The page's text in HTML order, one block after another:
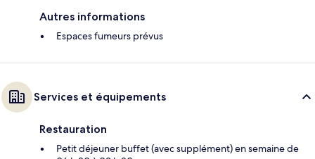
Autres informations
Espaces fumeurs prévus
Services et équipements
Restauration
Petit déjeuner buffet (avec supplément) en semaine de